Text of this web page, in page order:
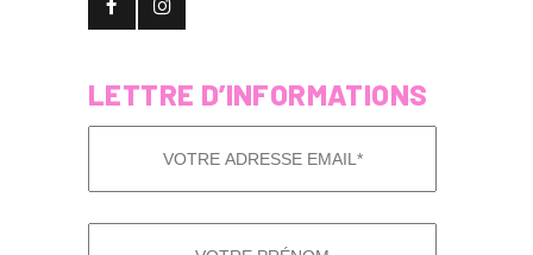
LETTRE D’INFORMATIONS